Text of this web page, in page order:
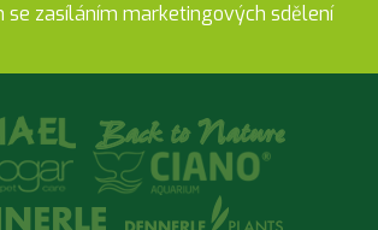
se zasíláním marketingových sdělení